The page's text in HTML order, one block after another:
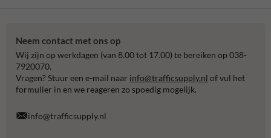
Neem contact met ons op
Wij zijn op werkdagen (van 8.00 tot 17.00) te bereiken op 038-
7920070.
Vragen? Stuur een e-mail naar info@trafficsupply.nl of vul het
formulier in en we reageren zo spoedig mogelijk.
info@trafficsupply.nl